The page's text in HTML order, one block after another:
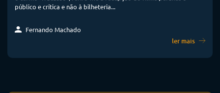
público e crítica e não à bilheteria...
Fernando Machado
ler mais